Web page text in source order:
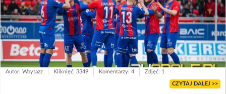
Autor: Woytazz Kliknięć: 3349 Komentarzy: 4 Zdjęć: 1
CZYTAJ DALEJ >>